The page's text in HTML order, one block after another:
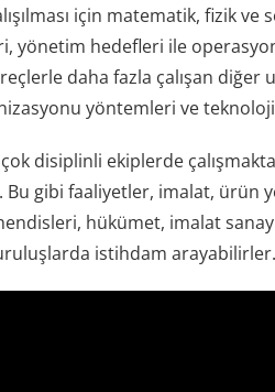
için matematik, fizik
yönetim hedefleri ile
daha fazla çalışan
yöntemleri ve
disiplinli ekiplerde
gibi faaliyetler, imalat, ürün
hükümet, imalat
istihdam arayabilirler.